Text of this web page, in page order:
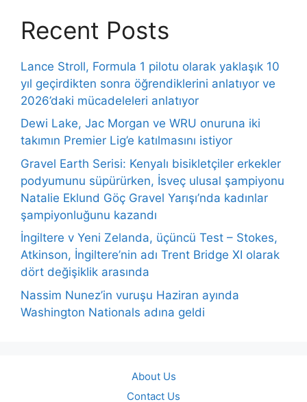
Recent Posts
Lance Stroll, Formula 1 pilotu olarak yaklaşık 10
yıl geçirdikten sonra öğrendiklerini anlatıyor ve
2026’daki mücadeleleri anlatıyor
Dewi Lake, Jac Morgan ve WRU onuruna iki
takımın Premier Lig’e katılmasını istiyor
Gravel Earth Serisi: Kenyalı bisikletçiler erkekler
podyumunu süpürürken, İsveç ulusal şampiyonu
Natalie Eklund Göç Gravel Yarışı’nda kadınlar
şampiyonluğunu kazandı
İngiltere v Yeni Zelanda, üçüncü Test – Stokes,
Atkinson, İngiltere’nin adı Trent Bridge XI olarak
dört değişiklik arasında
Nassim Nunez’in vuruşu Haziran ayında
Washington Nationals adına geldi
About Us
Contact Us